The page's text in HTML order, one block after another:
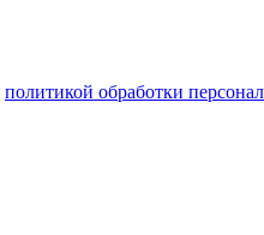
политикой обработки